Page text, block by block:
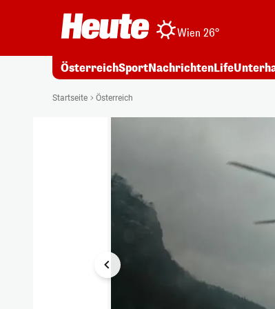
Wien 26°
ÖsterreichSportNachrichtenLife
Startseite Österreich